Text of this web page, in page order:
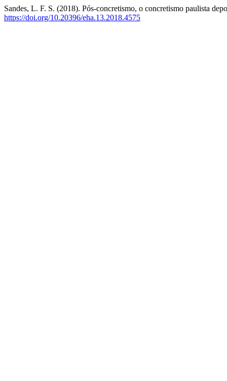
Sandes, L. F. S. (2018). Pós-concretismo, o concretismo paulista
https://doi.org/10.20396/eha.13.2018.4575